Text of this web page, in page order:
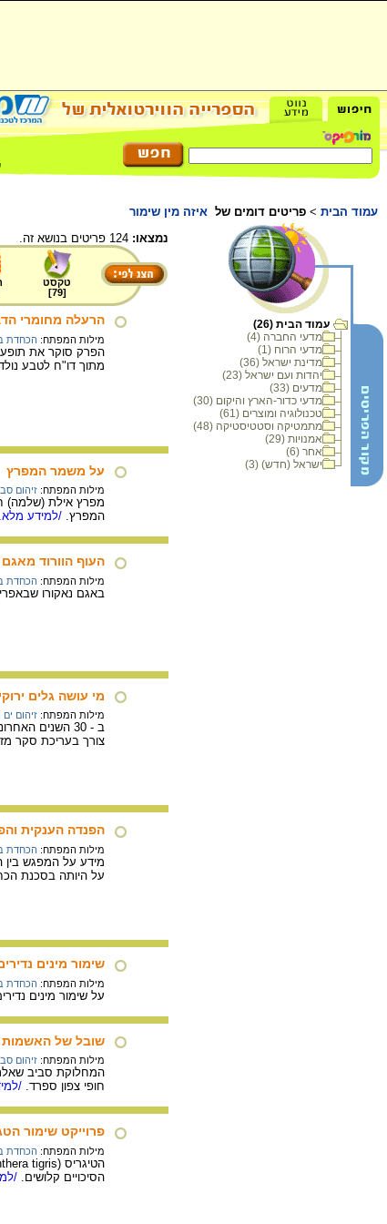
עמוד הבית > פריטים דומים של איזה מין שימור
עמוד הבית (26)
מדעי החברה (4)
מדעי הרוח (1)
מדינת ישראל (36)
יהדות ועם ישראל (23)
מדעים (33)
מדעי כדור-הארץ והיקום (30)
טכנולוגיה ומוצרים (61)
מתמטיקה וסטטיסטיקה (48)
אמנויות (29)
אחר (6)
ישראל (חדש) (3)
נמצאו:
טקסט
[
79
]
הרעלה מחומרי
מילות המפתח: הכחדת
הפרק סוקר את
מתוך דו"ח לטבע
על משמר המפרץ
מילות המפתח: זיהום
מפרץ אילת (שלמה)
המפרץ. /למידע
העוף הוורוד
מילות המפתח: הכחדת
באגם נאקורו
מי עושה גלים
מילות המפתח: זיהום ים
ב - 30 השנים
צורך בעריכת סקר
הפנדה הענקית
מילות המפתח: הכחדת
מידע על המפגש בין
על היותה בסכנת
שימור מינים
מילות המפתח: הכחדת
על שימור מינים
שובל של האשמות
מילות המפתח: זיהום
חופי צפון ספרד. /
פרוייקט שימור
מילות המפתח: הכחדת
הסיכויים קלושים.
/